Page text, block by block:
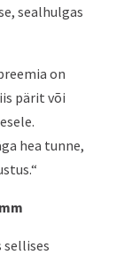
sealhulgas
on
pärit või
hea tunne,
sellises